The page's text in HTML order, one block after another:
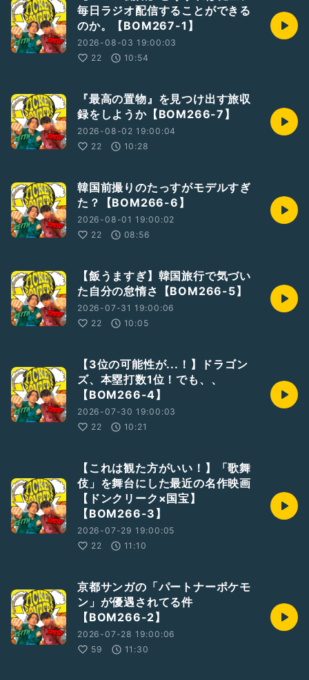
毎日ラジオ配信することができる
のか。【BOM267-1】
2026-08-03 19:00:03
22
10:54
『最高の置物』を見つけ出す旅収
録をしようか【BOM266-7】
2026-08-02 19:00:04
22
10:28
韓国前撮りのたっすがモデルすぎ
た？【BOM266-6】
2026-08-01 19:00:02
22
08:56
【飯うますぎ】韓国旅行で気づい
た自分の怠惰さ【BOM266-5】
2026-07-31 19:00:06
22
10:05
【3位の可能性が...！】ドラゴン
ズ、本塁打数1位！でも、、
【BOM266-4】
2026-07-30 19:00:03
22
10:21
【これは観た方がいい！】「歌舞
伎」を舞台にした最近の名作映画
【ドンクリーク×国宝】
【BOM266-3】
2026-07-29 19:00:05
22
11:10
京都サンガの「パートナーポケモ
ン」が優遇されてる件
【BOM266-2】
2026-07-28 19:00:06
59
11:30